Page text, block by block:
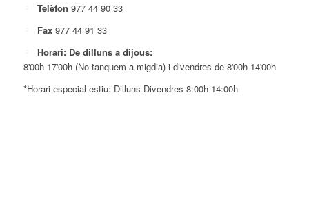
Telèfon 977 44 90 33
Fax 977 44 91 33
Horari: De dilluns a dijous:
8'00h-17'00h (No tanquem a migdia) i divendres de 8'00h-14'00h
*Horari especial estiu: Dilluns-Divendres 8:00h-14:00h